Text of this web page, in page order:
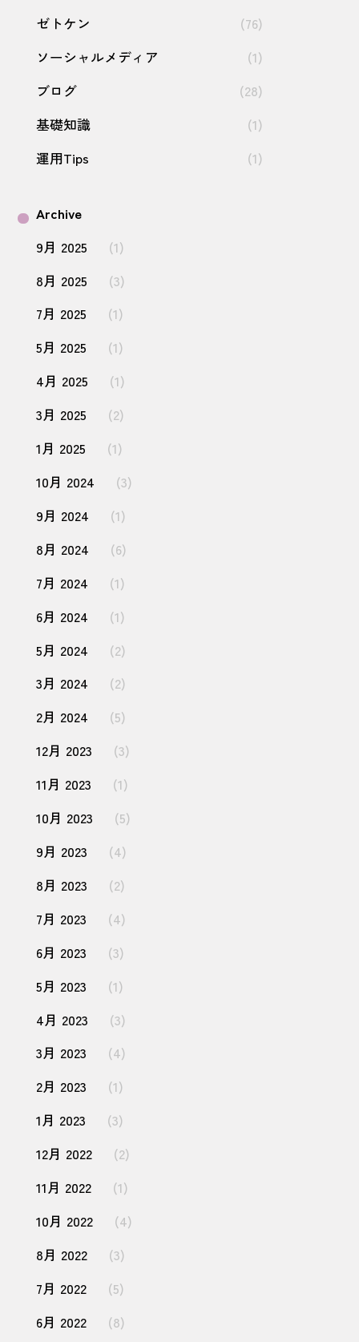
ゼトケン
(76)
ソーシャルメディア
(1)
ブログ
(28)
基礎知識
(1)
運用Tips
(1)
Archive
9月 2025
(1)
8月 2025
(3)
7月 2025
(1)
5月 2025
(1)
4月 2025
(1)
3月 2025
(2)
1月 2025
(1)
10月 2024
(3)
9月 2024
(1)
8月 2024
(6)
7月 2024
(1)
6月 2024
(1)
5月 2024
(2)
3月 2024
(2)
2月 2024
(5)
12月 2023
(3)
11月 2023
(1)
10月 2023
(5)
9月 2023
(4)
8月 2023
(2)
7月 2023
(4)
6月 2023
(3)
5月 2023
(1)
4月 2023
(3)
3月 2023
(4)
2月 2023
(1)
1月 2023
(3)
12月 2022
(2)
11月 2022
(1)
10月 2022
(4)
8月 2022
(3)
7月 2022
(5)
6月 2022
(8)